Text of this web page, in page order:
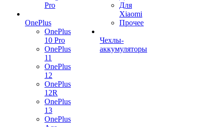
Pro
OnePlus
OnePlus
10 Pro
OnePlus
11
OnePlus
12
OnePlus
12R
OnePlus
13
OnePlus
Для
Xiaomi
Прочее
Чехлы-
аккумуляторы